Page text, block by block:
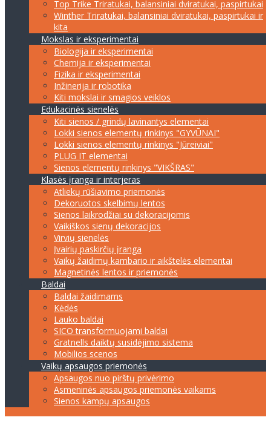
Top Trike Triratukai, balansiniai dviratukai, paspirtukai
Winther Triratukai, balansiniai dviratukai, paspirtukai ir
kita
Mokslas ir eksperimentai
Biologija ir eksperimentai
Chemija ir eksperimentai
Fizika ir eksperimentai
Inžinerija ir robotika
Kiti mokslai ir smagios veiklos
Edukacinės sienelės
Kiti sienos / grindų lavinantys elementai
Lokki sienos elementų rinkinys "GYVŪNAI"
Lokki sienos elementų rinkinys "Jūreiviai"
PLUG IT elementai
Sienos elementų rinkinys "VIKŠRAS"
Klasės įranga ir interjeras
Atliekų rūšiavimo priemonės
Dekoruotos skelbimų lentos
Sienos laikrodžiai su dekoracijomis
Vaikiškos sienų dekoracijos
Virvių sienelės
Įvairių paskirčių įranga
Vaikų žaidimų kambario ir aikštelės elementai
Magnetinės lentos ir priemonės
Baldai
Baldai žaidimams
Kėdės
Lauko baldai
SICO transformuojami baldai
Gratnells daiktų susidėjimo sistema
Mobilios scenos
Vaikų apsaugos priemonės
Apsaugos nuo pirštų privėrimo
Asmeninės apsaugos priemonės vaikams
Sienos kampų apsaugos